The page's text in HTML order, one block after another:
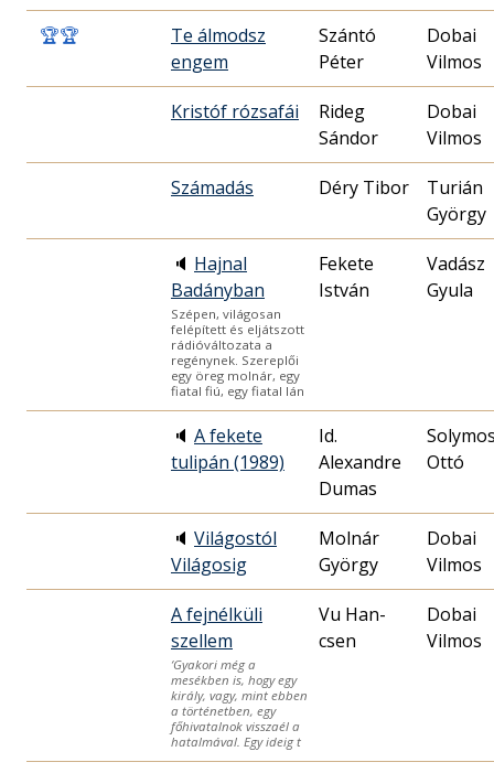
🏆🏆
Te álmodsz
engem
Szántó
Péter
Dobai
Vilmos
Kristóf rózsafái
Rideg
Sándor
Dobai
Vilmos
Számadás Déry Tibor
Turián
György
🔈 Hajnal
Badányban
Szépen, világosan
felépített és eljátszott
rádióváltozata a
regénynek. Szereplői
egy öreg molnár, egy
fiatal fiú, egy fiatal lán
Fekete
István
Vadász
Gyula
🔈 A fekete
tulipán (1989)
Id.
Alexandre
Dumas
Ottó
🔈 Világostól
Világosig
Molnár
György
Dobai
Vilmos
A fejnélküli
szellem
‘Gyakori még a
mesékben is, hogy egy
király, vagy, mint ebben
a történetben, egy
főhivatalnok visszaél a
hatalmával. Egy ideig t
Vu Han-
csen
Dobai
Vilmos